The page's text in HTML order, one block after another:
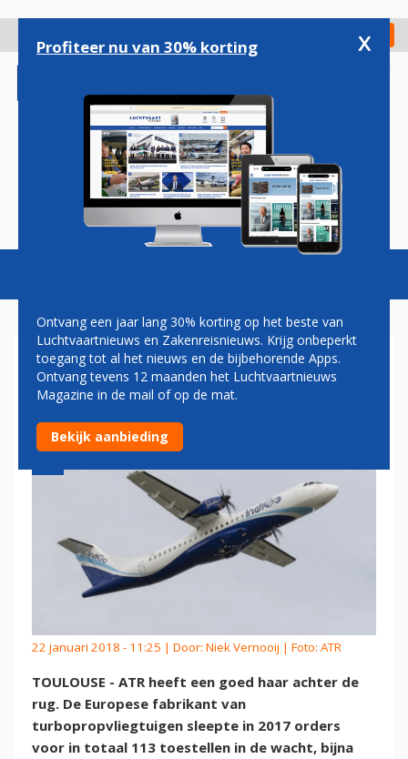
gaan
Check in
Magazine Podcasts Vacatures
ATR ZIET VERDRIEDUBBELING
AANTAL VLIEGTUIGORDERS
22 januari 2018 - 11:25 | Door: Niek Vernooij | Foto: ATR
TOULOUSE - ATR heeft een goed haar achter de
rug. De Europese fabrikant van
turbopropvliegtuigen sleepte in 2017 orders
voor in totaal 113 toestellen in de wacht, bijna
Profiteer nu van 30% korting x
Ontvang een jaar lang 30% korting op het beste van
Luchtvaartnieuws en Zakenreisnieuws. Krijg onbeperkt
toegang tot al het nieuws en de bijbehorende Apps.
Ontvang tevens 12 maanden het Luchtvaartnieuws
Magazine in de mail of op de mat.
Bekijk aanbieding